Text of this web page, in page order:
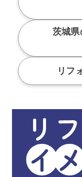
茨城
リフ